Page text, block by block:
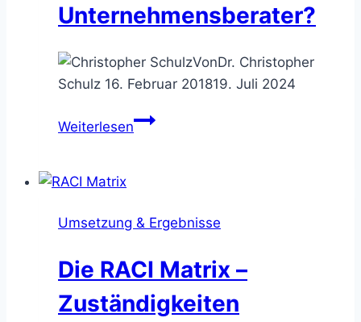
Unternehmensberater?
VonDr. Christopher
Schulz 16. Februar 201819. Juli 2024
WeiterlesenConsulting
ist
Unternehmensberater?
Umsetzung & Ergebnisse
Die RACI Matrix –
Zuständigkeiten